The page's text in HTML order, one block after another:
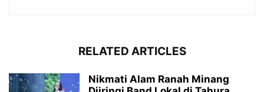
RELATED ARTICLES
Nikmati Alam Ranah Minang